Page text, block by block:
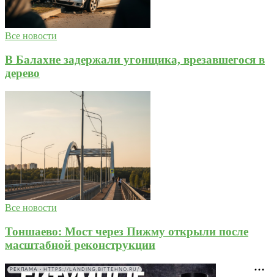
Все новости
В Балахне задержали угонщика, врезавшегося в
дерево
Все новости
Тоншаево: Мост через Пижму открыли после
масштабной реконструкции
РЕКЛАМА • HTTPS://LANDING.BITTEHNO.RU/